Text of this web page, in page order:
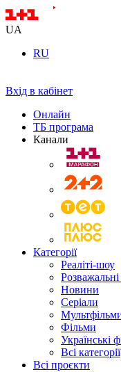
UA
RU
Вхід в кабінет
Онлайн
ТБ програма
Канали
Категорії
Реаліті-шоу
Новини
Серіали
Фільми
Українські
Всі категорії
Всі проєкти